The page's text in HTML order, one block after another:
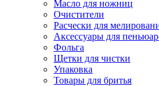
Масло для ножниц
Очистители
Расчески для
Аксессуары для
Фольга
Щетки для чистки
Упаковка
Товары для бритья